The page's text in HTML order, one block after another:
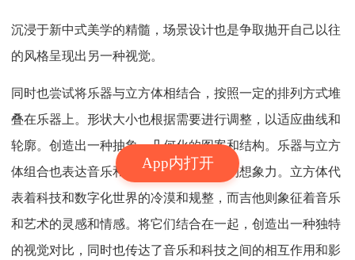
App内打开
沉浸于新中式美学的精髓，场景设计也是争取抛开自己以往
的风格呈现出另一种视觉。
同时也尝试将乐器与立方体相结合，按照一定的排列方式堆
叠在乐器上。形状大小也根据需要进行调整，以适应曲线和
轮廓。创造出一种抽象、几何化的图案和结构。乐器与立方
体组合也表达音乐和科技的融合与交织的想象力。立方体代
表着科技和数字化世界的冷漠和规整，而吉他则象征着音乐
和艺术的灵感和情感。将它们结合在一起，创造出一种独特
的视觉对比，同时也传达了音乐和科技之间的相互作用和影